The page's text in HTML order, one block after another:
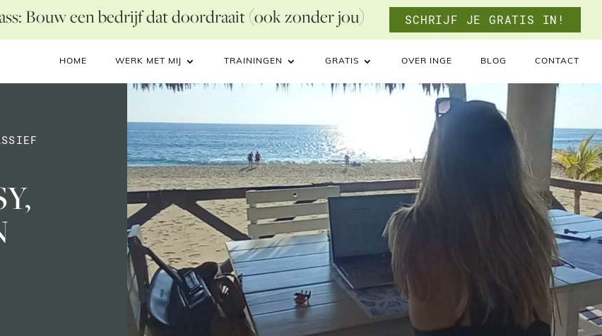
Bouw een bedrijf dat doordraait (ook zonder jou) SCHRIJF JE GRATIS IN!
HOME WERK MET MIJ TRAININGEN GRATIS OVER INGE BLOG CONTACT